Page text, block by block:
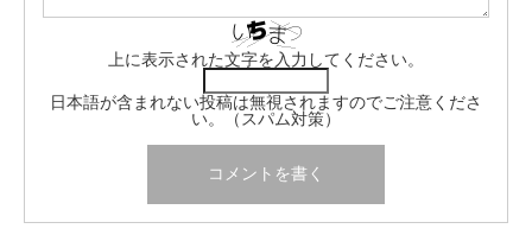
上に表示された文字を入力してください。
日本語が含まれない投稿は無視されますのでご注意くださ
い。（スパム対策）